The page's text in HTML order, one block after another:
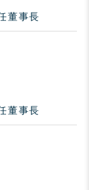
董事長
董事長